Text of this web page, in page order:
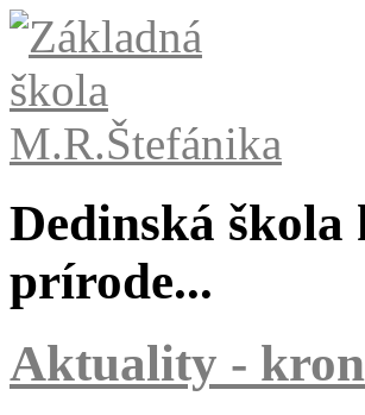
Dedinská
prírode...
Aktuality -